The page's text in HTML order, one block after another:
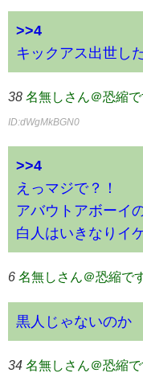
>>4
キックアス出世し
38 名無しさん＠恐縮で
ID:dWgMkBGN0
>>4
えっマジで？！
アバウトアボーイ
白人はいきなりイ
6 名無しさん＠恐縮で
黒人じゃないのか
34 名無しさん＠恐縮で